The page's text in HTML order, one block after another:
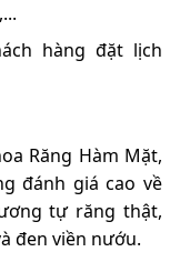
hàng đặt lịch
Răng Hàm Mặt,
đánh giá cao về
tự răng thật,
đen viền nướu.